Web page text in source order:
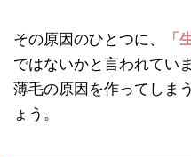
その原因のひとつに、 「
ではないかと言われてい
薄毛の原因を作ってしま
ょう。